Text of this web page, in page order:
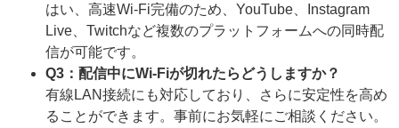
はい、高速Wi-Fi完備のため、YouTube、Instagram
Live、Twitchなど複数のプラットフォームへの同時配
信が可能です。
Q3：配信中にWi-Fiが切れたらどうしますか？
有線LAN接続にも対応しており、さらに安定性を高め
ることができます。事前にお気軽にご相談ください。